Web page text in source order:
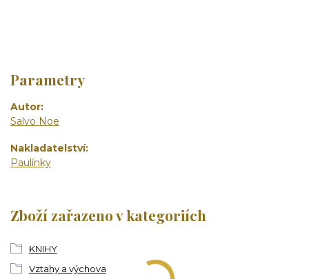
Parametry
Autor
Salvo Noe
Nakladatelství
Paulínky
Zboží zařazeno v kategoriích
KNIHY
Vztahy a výchova